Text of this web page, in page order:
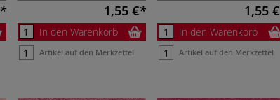
1,55 €
In den Warenkorb
Artikel auf den Merkzettel
1,55 €
In den Warenkorb
Artikel auf den Merkzettel